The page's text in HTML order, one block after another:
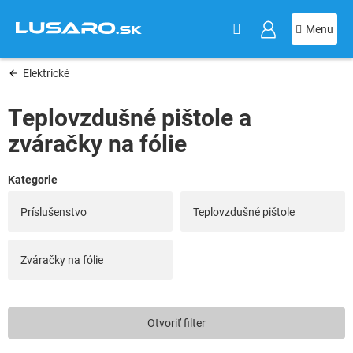
obsah
Elektrické
Teplovzdušné pištole a
zváračky na fólie
Príslušenstvo Teplovzdušné pištole
Zváračky na fólie
Otvoriť filter
V
ý